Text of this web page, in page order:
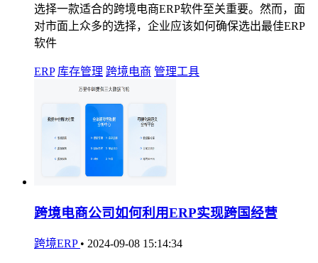
选择一款适合的跨境电商ERP软件至关重要。然而，面
对市面上众多的选择，企业应该如何确保选出最佳ERP
软件
ERP 库存管理 跨境电商 管理工具
跨境电商公司如何利用ERP实现跨国经营
跨境ERP • 2024-09-08 15:14:34